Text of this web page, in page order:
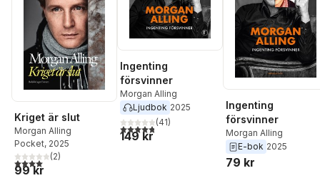
Kriget är slut
Morgan Alling
Pocket, 2025
4,0utav 5 stjärnor. Totalt antal röster:
(2)
99 kr
Ingenting
försvinner
Morgan Alling
Ljudbok 2025
4,8utav 5 stjärnor. Totalt antal röster:
(41)
149 kr
Ingenting
försvinner
Morgan Alling
E-bok 2025
79 kr